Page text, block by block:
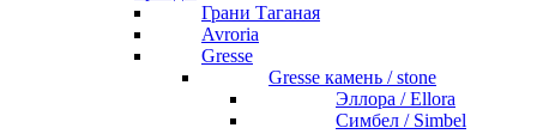
Грани Таганая
Avroria
Gresse
Gresse камень / stone
Эллора / Ellora
Симбел / Simbel